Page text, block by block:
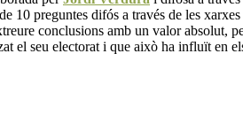
10 preguntes difós a través de les
conclusions amb un valor absolut,
el seu electorat i que això ha influït en